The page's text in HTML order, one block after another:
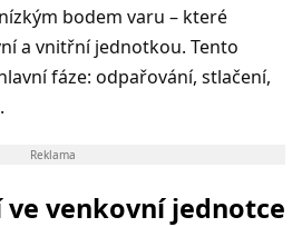
bodem varu – které
a vnitřní jednotkou. Tento
fáze: odpařování, stlačení,
Reklama
ve venkovní jednotce